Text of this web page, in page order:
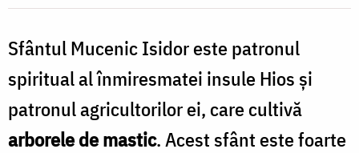
Sfântul Mucenic Isidor este patronul
spiritual al înmiresmatei insule Hios și
patronul agricultorilor ei, care cultivă
arborele de mastic. Acest sfânt este foarte